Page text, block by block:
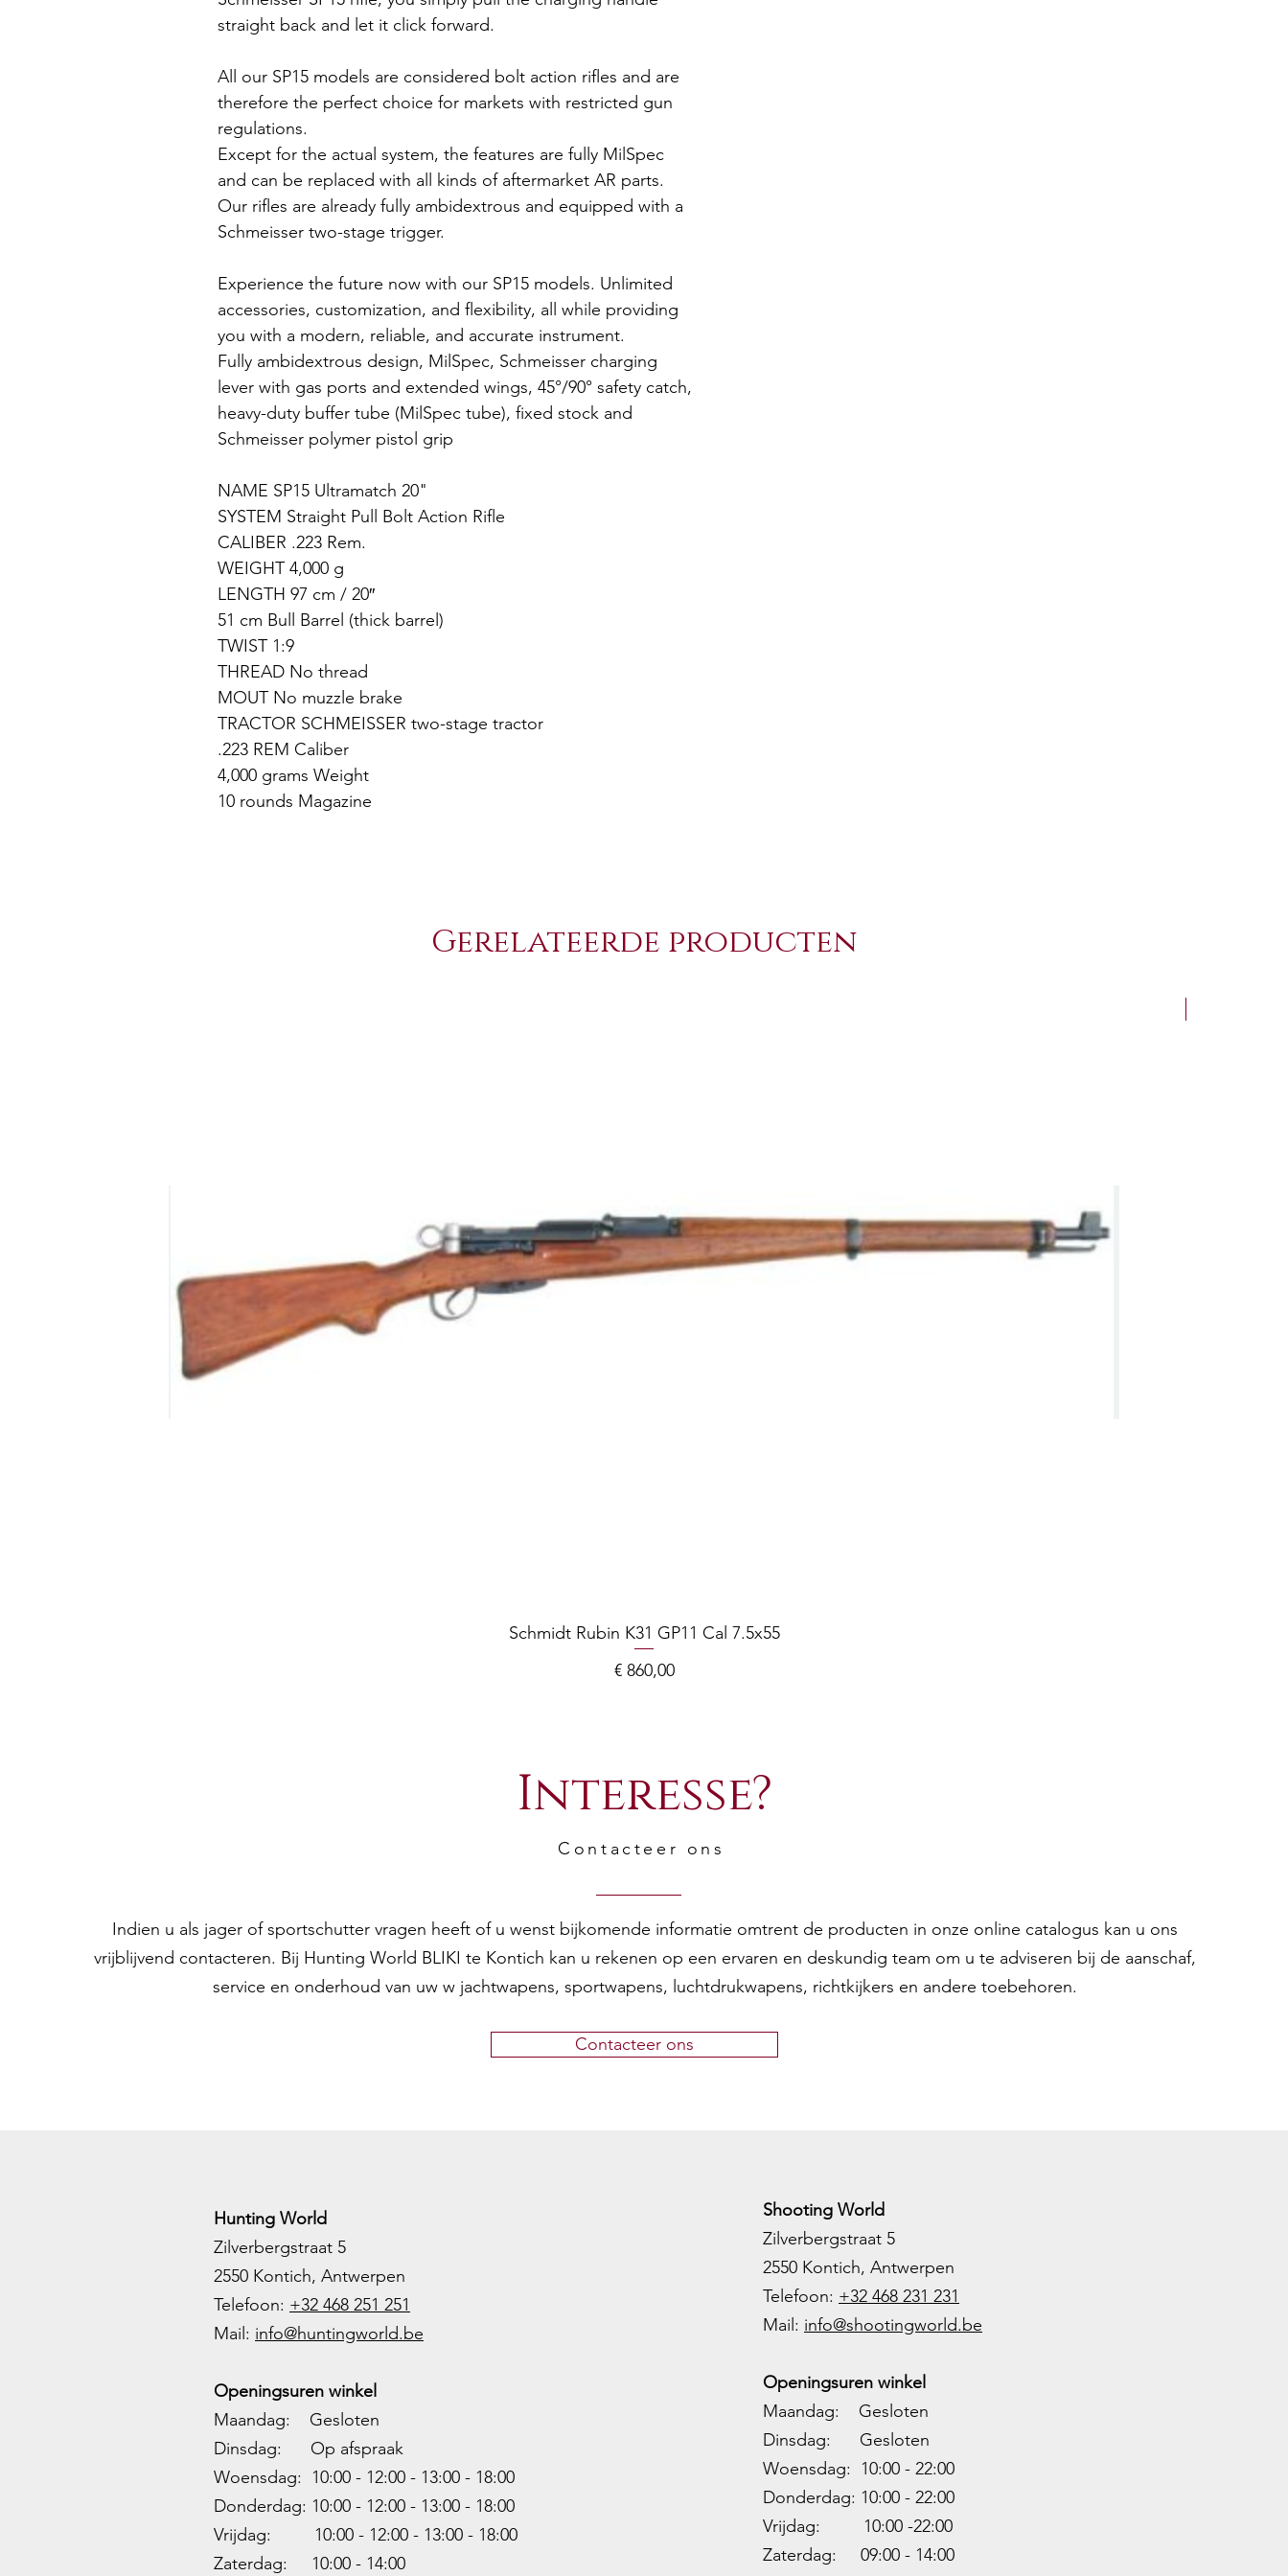
straight back and let it click forward.
All our SP15 models are considered bolt action rifles and are
therefore the perfect choice for markets with restricted gun
regulations.
Except for the actual system, the features are fully MilSpec
and can be replaced with all kinds of aftermarket AR parts.
Our rifles are already fully ambidextrous and equipped with a
Schmeisser two-stage trigger.
Experience the future now with our SP15 models. Unlimited
accessories, customization, and flexibility, all while providing
you with a modern, reliable, and accurate instrument.
Fully ambidextrous design, MilSpec, Schmeisser charging
lever with gas ports and extended wings, 45°/90° safety catch,
heavy-duty buffer tube (MilSpec tube), fixed stock and
Schmeisser polymer pistol grip
NAME SP15 Ultramatch 20"
SYSTEM Straight Pull Bolt Action Rifle
CALIBER .223 Rem.
WEIGHT 4,000 g
LENGTH 97 cm / 20″
51 cm Bull Barrel (thick barrel)
TWIST 1:9
THREAD No thread
MOUT No muzzle brake
TRACTOR SCHMEISSER two-stage tractor
.223 REM Caliber
4,000 grams Weight
10 rounds Magazine
Gerelateerde producten
Schmidt Rubin K31 GP11 Cal 7.5x55
Prijs
€ 860,00
Interesse?
Contacteer ons
Indien u als jager of sportschutter vragen heeft of u wenst bijkomende informatie omtrent de producten in onze online catalogus kan u ons
vrijblijvend contacteren. Bij Hunting World BLIKI te Kontich kan u rekenen op een ervaren en deskundig team om u te adviseren bij de aanschaf,
service en onderhoud van uw w jachtwapens, sportwapens, luchtdrukwapens, richtkijkers en andere toebehoren.
Contacteer ons
Hunting World
Zilverbergstraat 5
2550 Kontich, Antwerpen
Telefoon: +32 468 251 251
Mail: info@huntingworld.be
Openingsuren winkel
Maandag: Gesloten
Dinsdag: Op afspraak
Woensdag: 10:00 - 12:00 - 13:00 - 18:00
Donderdag: 10:00 - 12:00 - 13:00 - 18:00
Vrijdag: 10:00 - 12:00 - 13:00 - 18:00
Zaterdag: 10:00 - 14:00
Shooting World
Zilverbergstraat 5
2550 Kontich, Antwerpen
Telefoon: +32 468 231 231
Mail: info@shootingworld.be
Openingsuren winkel
Maandag: Gesloten
Dinsdag: Gesloten
Woensdag: 10:00 - 22:00
Donderdag: 10:00 - 22:00
Vrijdag: 10:00 -22:00
Zaterdag: 09:00 - 14:00